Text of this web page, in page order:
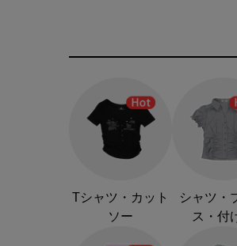
Tシャツ・カット
ソー
シャツ・
ス・付